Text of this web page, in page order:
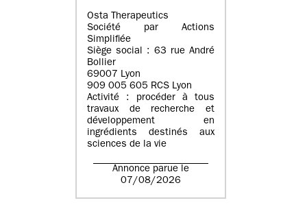
Osta Therapeutics
Société par Actions
Simplifiée
Siège social : 63 rue André
Bollier
69007 Lyon
909 005 605 RCS Lyon
Activité : procéder à tous
travaux de recherche et
développement en
ingrédients destinés aux
sciences de la vie
Annonce parue le
07/08/2026